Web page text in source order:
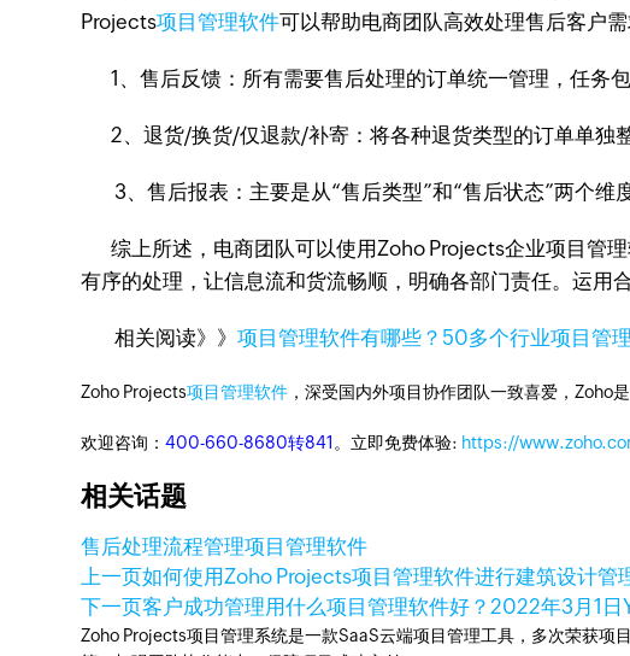
Projects项目管理软件可以帮助电商团队高效处理售后客户需
1、售后反馈：所有需要售后处理的订单统一管理，任务包
2、退货/换货/仅退款/补寄：将各种退货类型的订单单独整
3、售后报表：主要是从“售后类型”和“售后状态”两个维
综上所述，电商团队可以使用Zoho Projects企业项目管理
有序的处理，让信息流和货流畅顺，明确各部门责任。运用
相关阅读》》项目管理软件有哪些？50多个行业项目管
Zoho Projects项目管理软件 ，深受国内外项目协作团队一致喜爱，Zoho
欢迎咨询：400-660-8680转841 。立即免费体验: https://
相关话题
售后处理流程管理项目管理软件
上一页如何使用Zoho Projects项目管理软件进行建筑设计管
下一页客户成功管理用什么项目管理软件好？2022年3月1日
Zoho Projects项目管理系统是一款SaaS云端项目管理工具，多次荣获